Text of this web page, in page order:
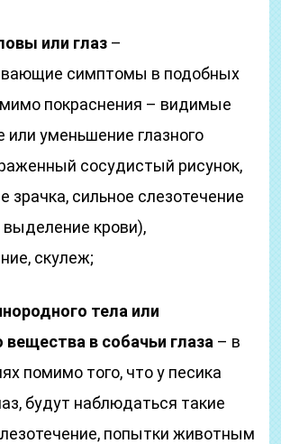
или глаз –
симптомы в подобных
покраснения – видимые
или уменьшение глазного
сосудистый рисунок,
зрачка, сильное слезотечение
выделение крови),
скулеж;
тела или
вещества в собачьи глаза – в
помимо того, что у песика
будут наблюдаться такие
попытки животным